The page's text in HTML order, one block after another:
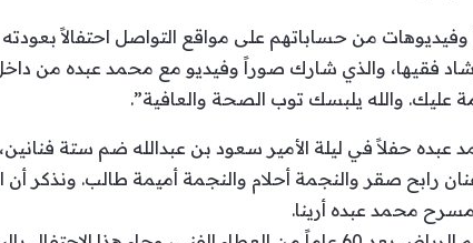
من حساباتهم على مواقع التواصل احتفالاً
فقيها، والذي شارك صوراً وفيديو مع محمد عبده من داخل
عليك. والله يلبسك توب الصحة والعافية”.
حفلاً في ليلة الأمير سعود بن عبدالله‬ ضم ستة
رابح صقر والنجمة أحلام والنجمة أميمة طالب. ونذكر أن
مسرح محمد عبده أرينا.